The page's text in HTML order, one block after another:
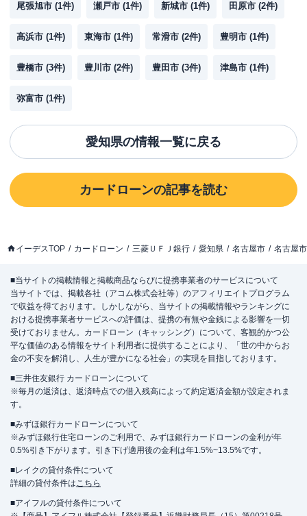
尾張旭市 (1件) 瀬戸市 (1件) 新城市 (1件) 田原市 (2件)
高浜市 (1件) 東海市 (1件) 常滑市 (2件) 豊明市 (1件)
豊橋市 (3件) 豊川市 (2件) 豊田市 (3件) 津島市 (1件)
弥富市 (1件)
愛知県の情報一覧に戻る
カードローンの記事を読む
イーデスTOP カードローン 三菱ＵＦＪ銀行 愛知県 名古屋市 名古屋
■当サイトの掲載情報と掲載商品ならびに提携事業者のサービスについて
当サイトでは、掲載各社（アコム株式会社等）のアフィリエイトプログラム
で収益を得ております。しかしながら、当サイトの掲載情報やランキングに
おける提携事業者サービスへの評価は、提携の有無や金銭による影響を一切
受けておりません。カードローン（キャッシング）について、客観的かつ公
平な価値のある情報をサイト利用者に提供することにより、「世の中からお
金の不安を解消し、人生が豊かになる社会」の実現を目指しております。
■三井住友銀行 カードローンについて
※毎月の返済は、返済時点での借入残高によって約定返済金額が設定されま
す。
■みずほ銀行カードローンについて
※みずほ銀行住宅ローンのご利用で、みずほ銀行カードローンの金利が年
0.5%引き下がります。引き下げ適用後の金利は年1.5%~13.5%です。
■レイクの貸付条件について
詳細の貸付条件はこちら
■アイフルの貸付条件について